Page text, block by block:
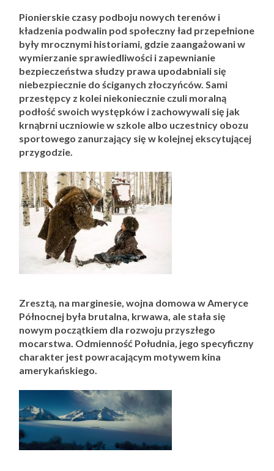
Pionierskie czasy podboju nowych terenów i
kładzenia podwalin pod społeczny ład przepełnione
były mrocznymi historiami, gdzie zaangażowani w
wymierzanie sprawiedliwości i zapewnianie
bezpieczeństwa słudzy prawa upodabniali się
niebezpiecznie do ściganych złoczyńców. Sami
przestępcy z kolei niekoniecznie czuli moralną
podłość swoich występków i zachowywali się jak
krnąbrni uczniowie w szkole albo uczestnicy obozu
sportowego zanurzający się w kolejnej ekscytującej
przygodzie.
Zresztą, na marginesie, wojna domowa w Ameryce
Północnej była brutalna, krwawa, ale stała się
nowym początkiem dla rozwoju przyszłego
mocarstwa. Odmienność Południa, jego specyficzny
charakter jest powracającym motywem kina
amerykańskiego.